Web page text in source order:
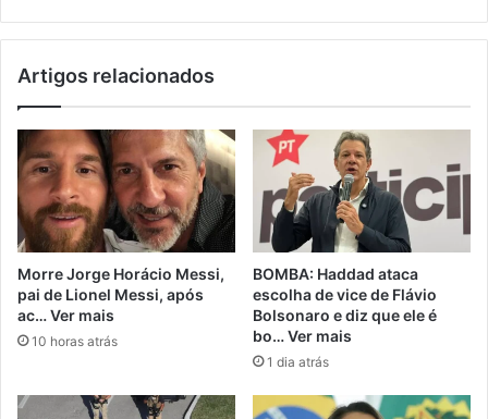
Artigos relacionados
Morre Jorge Horácio Messi,
pai de Lionel Messi, após
ac… Ver mais
10 horas atrás
BOMBA: Haddad ataca
escolha de vice de Flávio
Bolsonaro e diz que ele é
bo… Ver mais
1 dia atrás